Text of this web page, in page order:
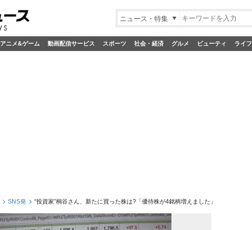
ニュース・特集
アニメ&ゲーム 動画配信サービス スポーツ 社会・経済 グルメ ビューティ ライフ
SNS発 “投資家”桐谷さん、新たに買った株は?「優待株が4銘柄増えました」